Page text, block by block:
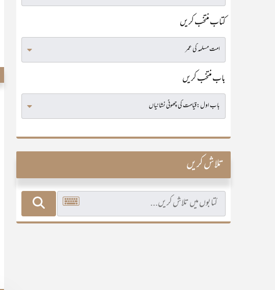
کتاب منتخب کریں
باب منتخب کریں
تلاش کریں